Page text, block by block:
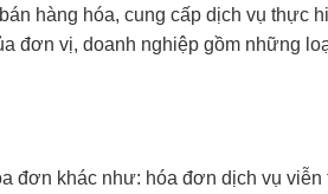
hàng hóa, cung cấp dịch vụ thực
đơn vị, doanh nghiệp gồm những
đơn khác như: hóa đơn dịch vụ viễn